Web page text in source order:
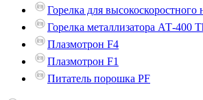
Горелка для
Горелка металлизатора АТ-400
Плазмотрон F4
Плазмотрон F1
Питатель порошка PF